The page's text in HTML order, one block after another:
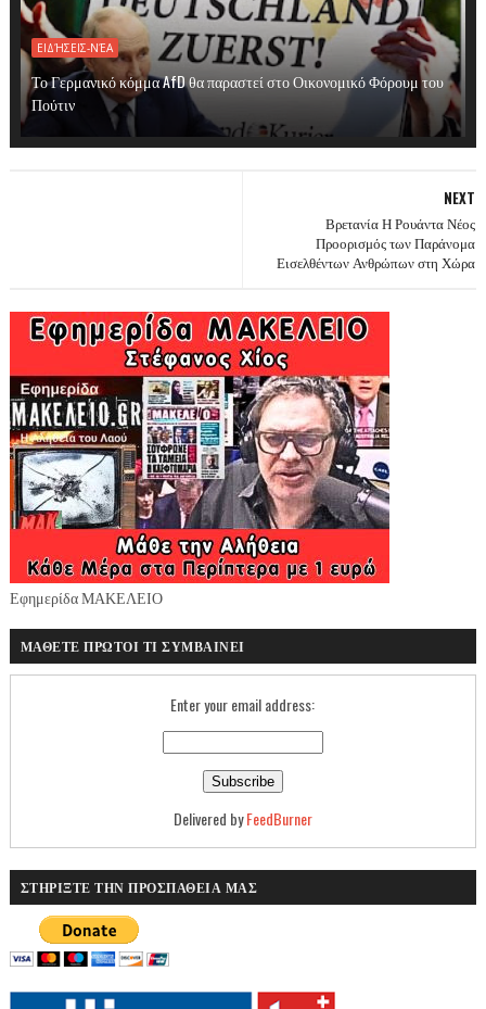
ΕΙΔΉΣΕΙΣ-ΝΈΑ
Το Γερμανικό κόμμα AfD θα παραστεί στο Οικονομικό Φόρουμ του
Πούτιν
NEXT
Βρετανία Η Ρουάντα Νέος
Προορισμός των Παράνομα
Εισελθέντων Ανθρώπων στη Χώρα
Εφημερίδα ΜΑΚΕΛΕΙΟ
ΜΑΘΕΤΕ ΠΡΩΤΟΙ ΤΙ ΣΥΜΒΑΙΝΕΙ
Enter your email address:
Delivered byFeedBurner
ΣΤΗΡΙΞΤΕ ΤΗΝ ΠΡΟΣΠΑΘΕΙΑ ΜΑΣ